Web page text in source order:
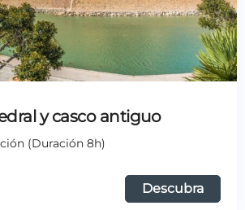
y casco antiguo
(Duración 8h)
Descubra